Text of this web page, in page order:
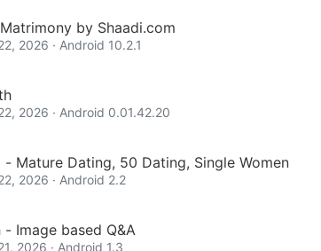
by Shaadi.com
2026 · Android 10.2.1
2026 · Android 0.01.42.20
- Mature Dating, 50 Dating, Single Women
2026 · Android 2.2
- Image based Q&A
2026 · Android 1.3